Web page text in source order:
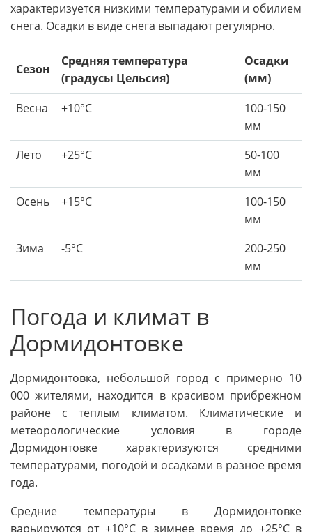
характеризуется низкими температурами и обилием
снега. Осадки в виде снега выпадают регулярно.
Сезон
Средняя температура
(градусы Цельсия)
Осадки
(мм)
Весна
+10°C
100-150
мм
Лето
+25°C
50-100
мм
Осень
+15°C
100-150
мм
Зима
-5°C
200-250
мм
Погода и климат в
Дормидонтовке
Дормидонтовка, небольшой город с примерно 10
000 жителями, находится в красивом прибрежном
районе с теплым климатом. Климатические и
метеорологические условия в городе
Дормидонтовке характеризуются средними
температурами, погодой и осадками в разное время
года.
Средние температуры в Дормидонтовке
варьируются от +10°C в зимнее время до +25°C в